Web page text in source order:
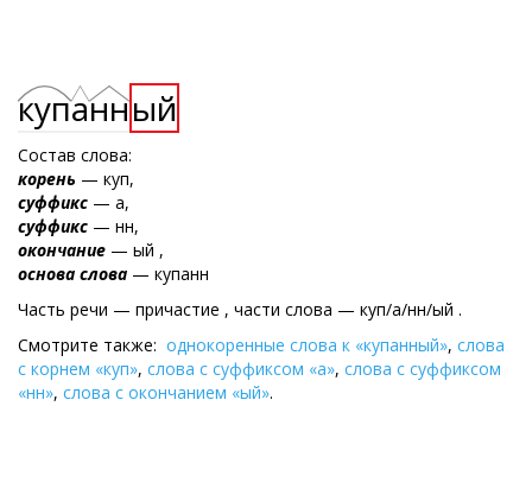
купанный
Состав слова:
корень — куп,
суффикс — а,
суффикс — нн,
окончание — ый ,
основа слова — купанн
Часть речи — причастие , части слова — куп/а/нн/ый .
Смотрите также: однокоренные слова к «купанный», слова
с корнем «куп», слова с суффиксом «а», слова с суффиксом
«нн», слова с окончанием «ый».